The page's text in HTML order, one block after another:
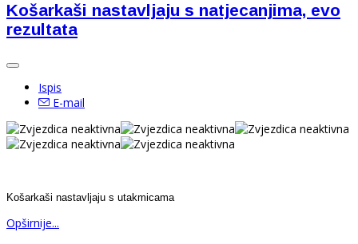
Košarkaši nastavljaju s natjecanjima, evo
rezultata
Ispis
E-mail
Košarkaši nastavljaju s utakmicama
Opširnije...